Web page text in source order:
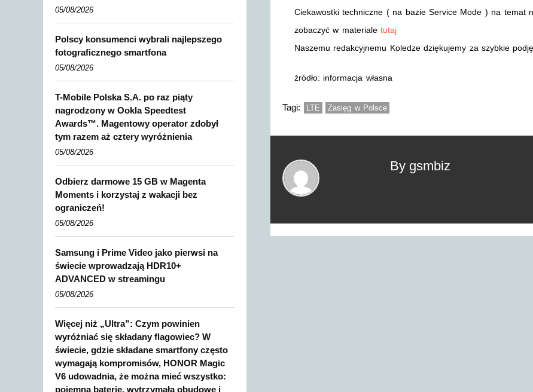
Ciekawostki techniczne ( na bazie Service Mode ) na temat
zobaczyć w materialetutaj
Naszemu redakcyjnemu Koledze dziękujemy za szybkie
źródło: informacja własna
Tagi: LTE Zasięg w Polsce
By gsmbiz
05/08/2026
Polscy konsumenci wybrali najlepszego
fotograficznego smartfona
05/08/2026
T-Mobile Polska S.A. po raz piąty
nagrodzony w Ookla Speedtest
Awards™. Magentowy operator zdobył
tym razem aż cztery wyróżnienia
05/08/2026
Odbierz darmowe 15 GB w Magenta
Moments i korzystaj z wakacji bez
ograniczeń!
05/08/2026
Samsung i Prime Video jako pierwsi na
świecie wprowadzają HDR10+
ADVANCED w streamingu
05/08/2026
Więcej niż „Ultra”: Czym powinien
wyróżniać się składany flagowiec? W
świecie, gdzie składane smartfony często
wymagają kompromisów, HONOR Magic
V6 udowadnia, że można mieć wszystko:
pojemną baterię, wytrzymałą obudowę i